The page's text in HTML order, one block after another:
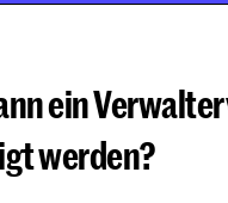
ein
werden?